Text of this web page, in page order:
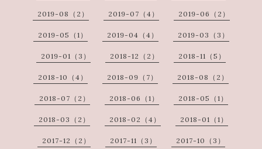
2019-08（2） 2019-07（4） 2019-06（2）
2019-05（1） 2019-04（4） 2019-03（3）
2019-01（3） 2018-12（2） 2018-11（5）
2018-10（4） 2018-09（7） 2018-08（2）
2018-07（2） 2018-06（1） 2018-05（1）
2018-03（2） 2018-02（4） 2018-01（1）
2017-12（2） 2017-11（3） 2017-10（3）